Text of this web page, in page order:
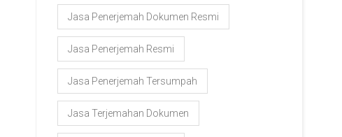
Jasa Penerjemah Dokumen Resmi
Jasa Penerjemah Resmi
Jasa Penerjemah Tersumpah
Jasa Terjemahan Dokumen